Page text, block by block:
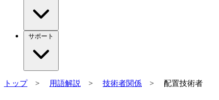
サポート
トップ> 用語解説 > 技術者関係 > 配置技術者